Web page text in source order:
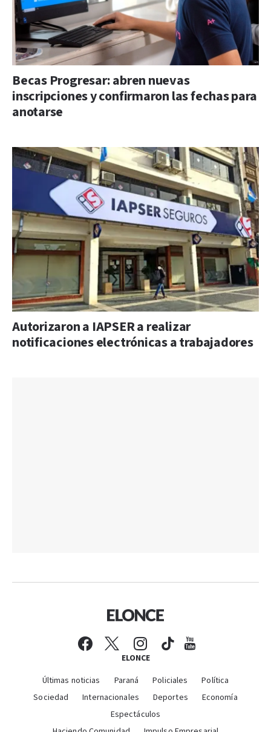
Becas Progresar: abren nuevas
inscripciones y confirmaron las fechas para
anotarse
Autorizaron a IAPSER a realizar
notificaciones electrónicas a trabajadores
ELONCE
Últimas noticias Paraná Policiales
Política
Sociedad
Internacionales Deportes
Economía
Espectáculos